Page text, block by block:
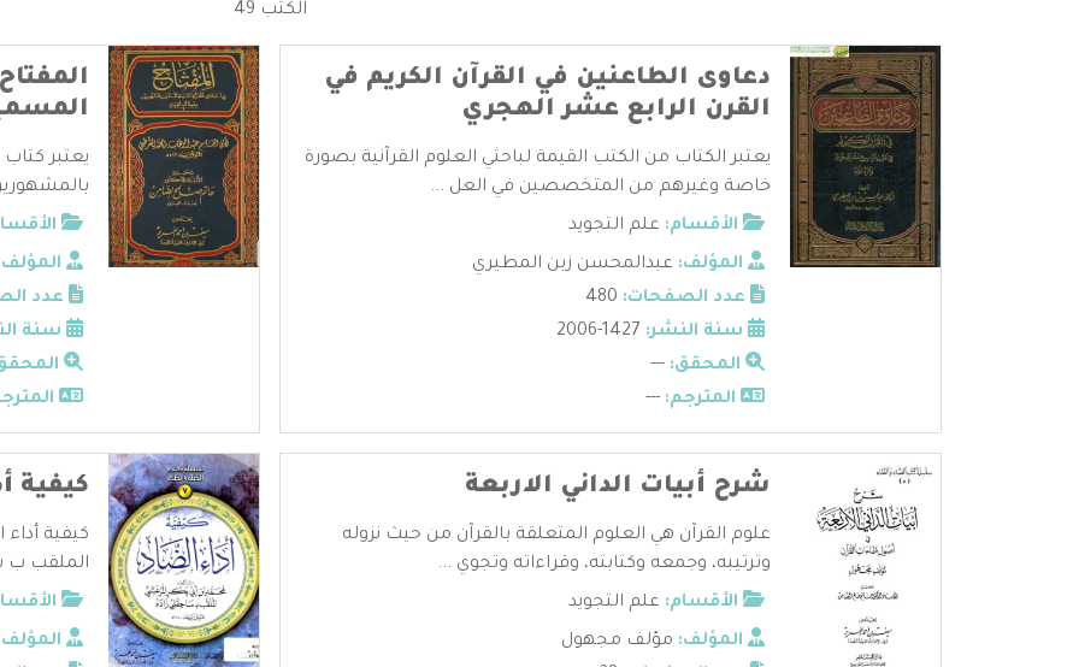
الكتب 49
دعاوى الطاعنين في القرآن الكريم في
القرن الرابع عشر الهجري
يعتبر الكتاب من الكتب القيمة لباحثي العلوم القرآنية بصورة
خاصة وغيرهم من المتخصصين في العل ...
الأقسام: علم التجويد
المؤلف: عبدالمحسن زبن المطيري
عدد الصفحات:
سنة النشر:
المحقق: ---
المترجم: ---
يعتبر
عدد
سنة
شرح أبيات الداني الاربعة
علوم القرآن هي العلوم المتعلقة بالقرآن من حيث نزوله
وترتيبه، وجمعه وكتابته، وقراءاته وتجوي ...
الأقسام: علم التجويد
المؤلف: مؤلف مجهول
كيفية
كيفية
الملقب ب